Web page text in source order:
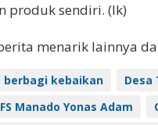
produk sendiri. (lk)
menarik lainnya
berbagi kebaikan
Desa
Manado Yonas Adam